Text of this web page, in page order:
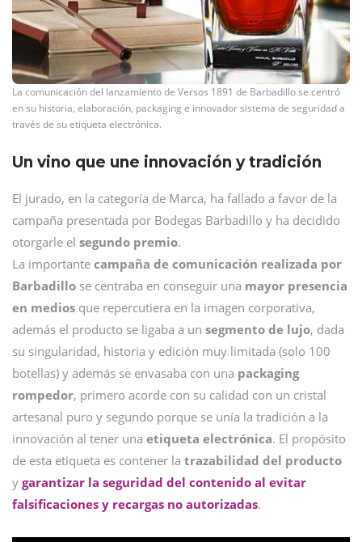
La comunicación del lanzamiento de Versos 1891 de Barbadillo se centró
en su historia, elaboración, packaging e innovador sistema de seguridad a
través de su etiqueta electrónica.
Un vino que une innovación y tradición
El jurado, en la categoría de Marca, ha fallado a favor de la
campaña presentada por Bodegas Barbadillo y ha decidido
otorgarle el segundo premio.
La importante campaña de comunicación realizada por
Barbadillo se centraba en conseguir una mayor presencia
en medios que repercutiera en la imagen corporativa,
además el producto se ligaba a un segmento de lujo, dada
su singularidad, historia y edición muy limitada (solo 100
botellas) y además se envasaba con una packaging
rompedor, primero acorde con su calidad con un cristal
artesanal puro y segundo porque se unía la tradición a la
innovación al tener una etiqueta electrónica. El propósito
de esta etiqueta es contener la trazabilidad del producto
y garantizar la seguridad del contenido al evitar
falsificaciones y recargas no autorizadas.